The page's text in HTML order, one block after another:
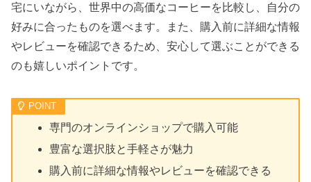
宅にいながら、世界中の高価なコーヒーを比較し、自分の
好みに合ったものを選べます。また、購入前に詳細な情報
やレビューを確認できるため、安心して選ぶことができる
のも嬉しいポイントです。
専門のオンラインショップで購入可能
豊富な選択肢と手軽さが魅力
購入前に詳細な情報やレビューを確認できる